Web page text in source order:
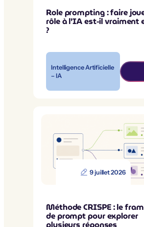
Role prompting : faire
rôle à l’IA est-il vraiment
?
Intelligence Artificielle
– IA
9 juillet 2026
Méthode CRISPE : le
de prompt pour explorer